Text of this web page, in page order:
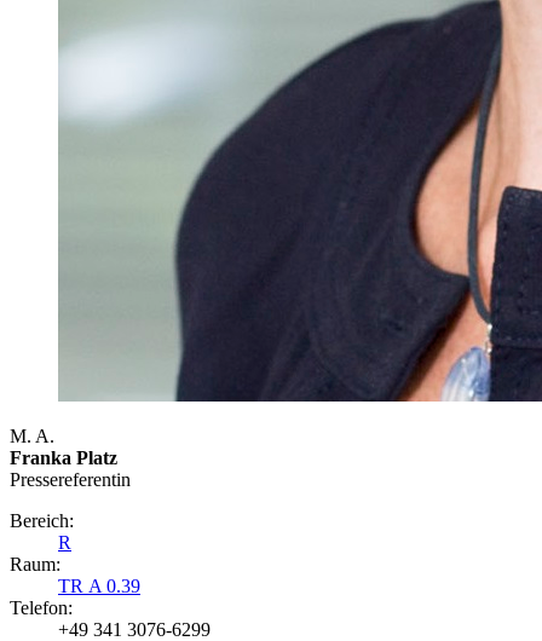
M. A.
Franka Platz
Presse­referentin
Bereich:
R
Raum:
TR A 0.39
Telefon:
+49 341 3076-6299